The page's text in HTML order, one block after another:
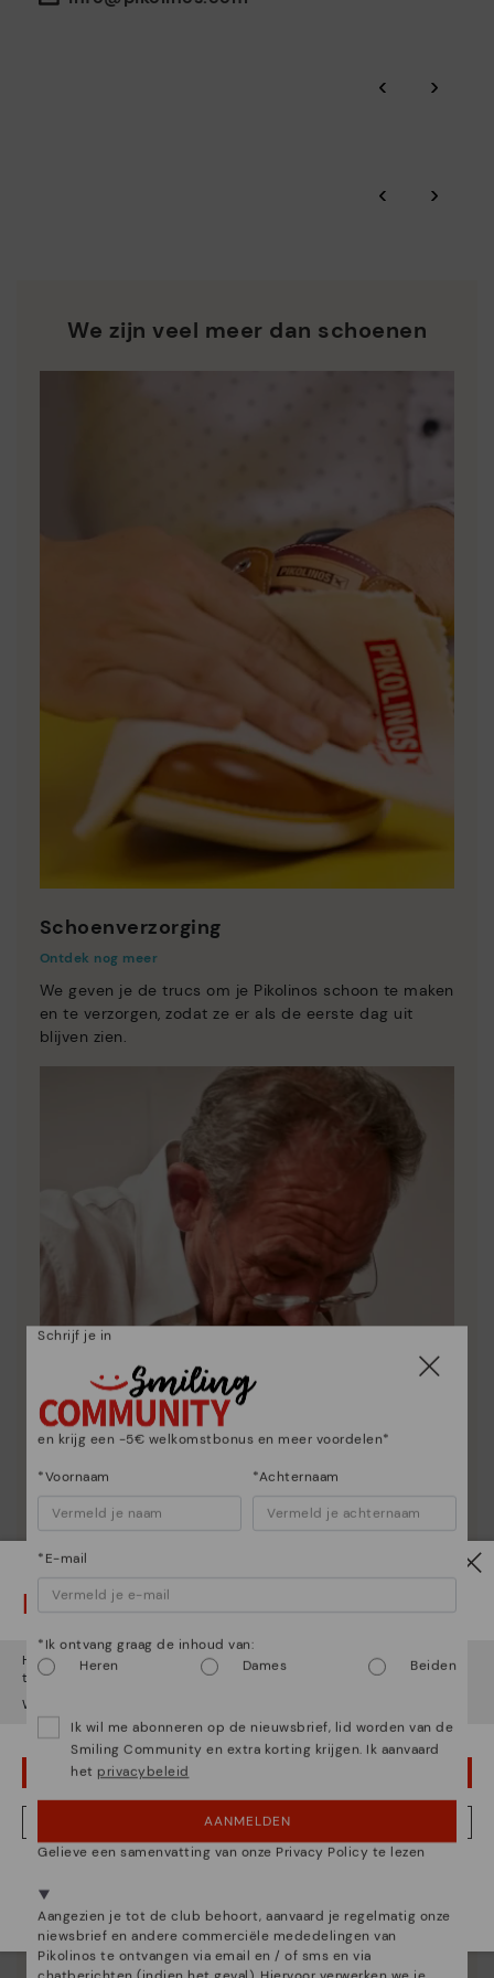
afvalstoffen te produceren en hergebruik ervan in de hand
‹ ›
‹ ›
We zijn veel meer dan schoenen
Schoenverzorging
Ontdek nog meer
We geven je de trucs om je Pikolinos schoon te maken
en te verzorgen, zodat ze er als de eerste dag uit
blijven zien.
Ontdek nog meer
Let op!
Het lijkt erop dat je in Verenigde Staten
bent maar je probeert
toegang te krijgen tot de
België
Wil je naar onze
OEPS! FOUTJE, IK WIL GRAAG IN VERENIGDE STATEN BLIJVEN
NEE, IK WIL DE BELGIË WEBSITE ZIEN
Schrijf je in
en krijg een -5€ welkomstbonus en meer voordelen*
*Voornaam *Achternaam
*E-mail
*Ik ontvang graag de inhoud van:
Heren
Dames Beiden
Ik wil me abonneren op de nieuwsbrief, lid worden van de
Smiling Community en extra korting krijgen. Ik aanvaard
het privacybeleid
AANMELDEN
Gelieve een samenvatting van onze Privacy Policy te lezen
Aangezien je tot de club behoort, aanvaard je regelmatig onze
niewsbrief en andere commerciële mededelingen van
Pikolinos te ontvangen via email en / of sms en via